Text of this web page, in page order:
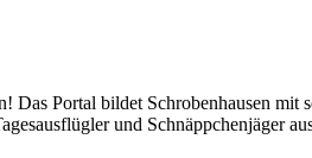
Das Portal bildet Schrobenhausen
und Schnäppchenjäger